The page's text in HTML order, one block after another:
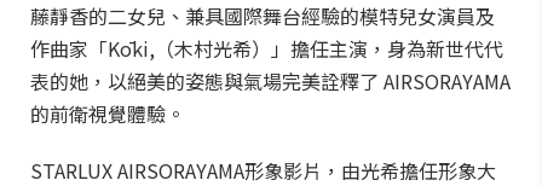
藤靜香的二女兒、兼具國際舞台經驗的模特兒女演員及
作曲家「Kōki,（木村光希）」擔任主演，身為新世代代
表的她，以絕美的姿態與氣場完美詮釋了 AIRSORAYAMA
的前衛視覺體驗。
STARLUX AIRSORAYAMA形象影片，由光希擔任形象大